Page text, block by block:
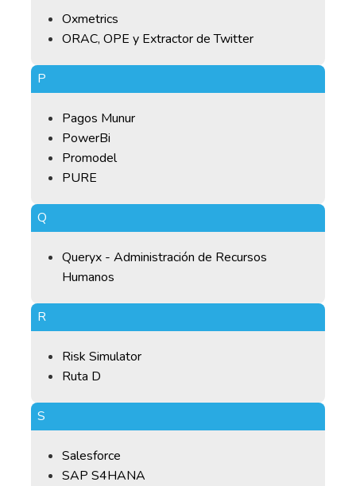
Oxmetrics
ORAC, OPE y Extractor de Twitter
P
Pagos Munur
PowerBi
Promodel
PURE
Q
Queryx - Administración de Recursos
Humanos
R
Risk Simulator
Ruta D
S
Salesforce
SAP S4HANA